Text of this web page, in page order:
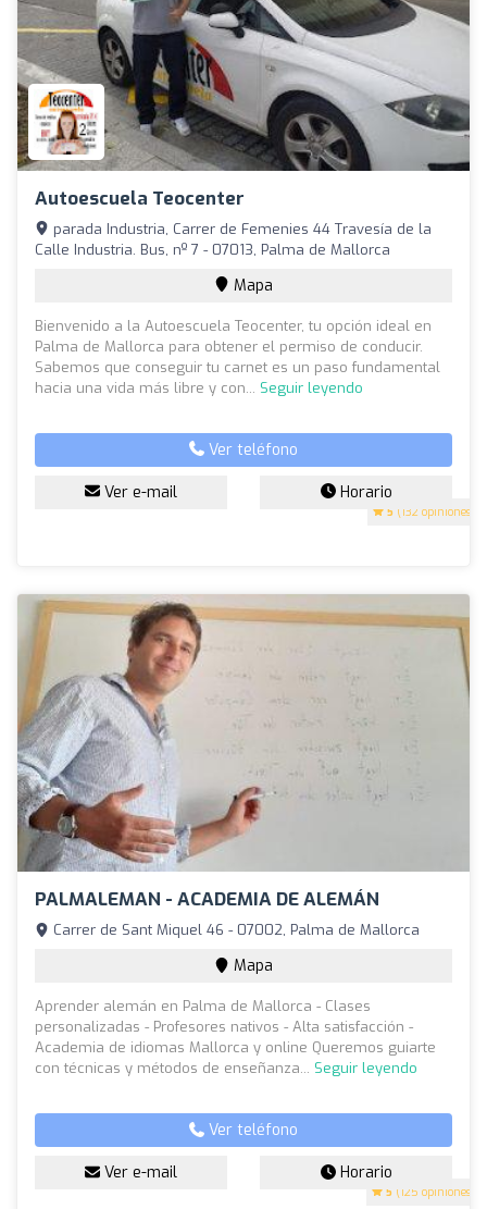
Autoescuela Teocenter
5 (132 opiniones)
parada Industria, Carrer de Femenies 44 Travesía de la
Calle Industria. Bus, nº 7 - 07013, Palma de Mallorca
Mapa
Bienvenido a la Autoescuela Teocenter, tu opción ideal en
Palma de Mallorca para obtener el permiso de conducir.
Sabemos que conseguir tu carnet es un paso fundamental
hacia una vida más libre y con... Seguir leyendo
Ver teléfono
Ver e-mail Horario
PALMALEMAN - ACADEMIA DE ALEMÁN
5 (125 opiniones)
Carrer de Sant Miquel 46 - 07002, Palma de Mallorca
Mapa
Aprender alemán en Palma de Mallorca - Clases
personalizadas - Profesores nativos - Alta satisfacción -
Academia de idiomas Mallorca y online Queremos guiarte
con técnicas y métodos de enseñanza... Seguir leyendo
Ver teléfono
Ver e-mail Horario